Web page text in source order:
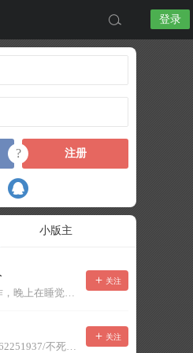
登录
? 注册
小版主
白天在工作，晚上在睡觉，有事可以留言，不一定能及时回复！
关注
无限恐怖762251937/不死者末日1080207504
关注